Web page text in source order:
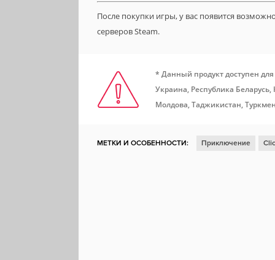
После покупки игры, у вас появится
серверов Steam.
* Данный продукт доступен
Украина, Республика
Молдова, Таджикистан,
МЕТКИ И ОСОБЕННОСТИ: Приключение